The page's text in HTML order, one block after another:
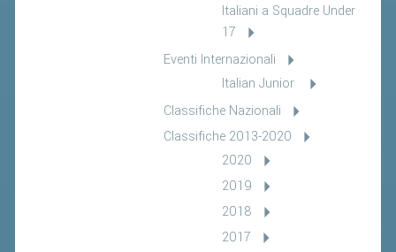
Italiani a Squadre Under
17
Eventi Internazionali
Italian Junior
Classifiche Nazionali
Classifiche 2013-2020
2020
2019
2018
2017